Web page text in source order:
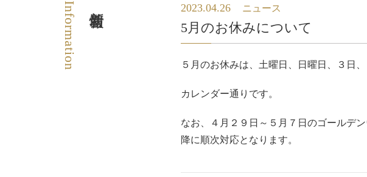
Information 2023.04.26 ニュース
5月のお休みについて
５月のお休みは、土曜日、日曜日、３日、
カレンダー通りです。
なお、４月２９日～５月７日のゴールデ
降に順次対応となります。